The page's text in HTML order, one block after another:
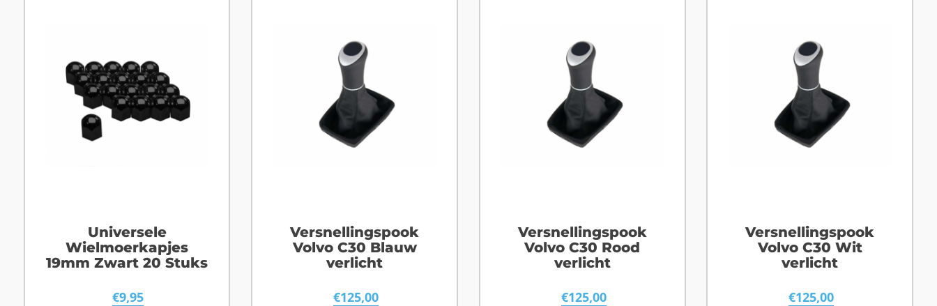
Universele
Wielmoerkapjes
19mm Zwart 20 Stuks
€9,95
Versnellingspook
Volvo C30 Blauw
verlicht
€125,00
Versnellingspook
Volvo C30 Rood
verlicht
€125,00
Versnellingspook
Volvo C30 Wit
verlicht
€125,00